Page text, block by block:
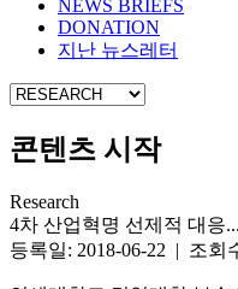
NEWS BRIEFS
DONATION
지난 뉴스레터
콘텐츠 시작
Research
4차 산업혁명 선제적 대응
등록일: 2018-06-22 | 조회